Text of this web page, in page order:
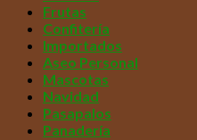
Frutas
Confitería
Importados
Aseo Personal
Mascotas
Navidad
Pasapalos
Panadería